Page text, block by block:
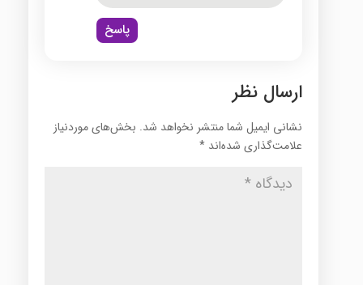
پاسخ
ارسال نظر
نشانی ایمیل شما منتشر نخواهد شد. بخش‌های موردنیاز
علامت‌گذاری شده‌اند *